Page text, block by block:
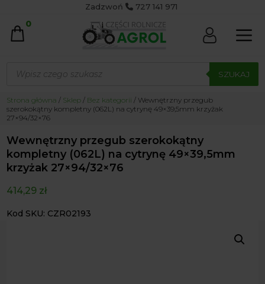
Zadzwoń 727 141 971
0
produktów SZUKAJ
Strona główna / Sklep / Bez kategorii / Wewnętrzny przegub
szerokokątny kompletny (062L) na cytrynę 49×39,5mm krzyżak
27×94/32×76
Wewnętrzny przegub szerokokątny
kompletny (062L) na cytrynę 49×39,5mm
krzyżak 27×94/32×76
414,29 zł
Kod SKU: CZR02193